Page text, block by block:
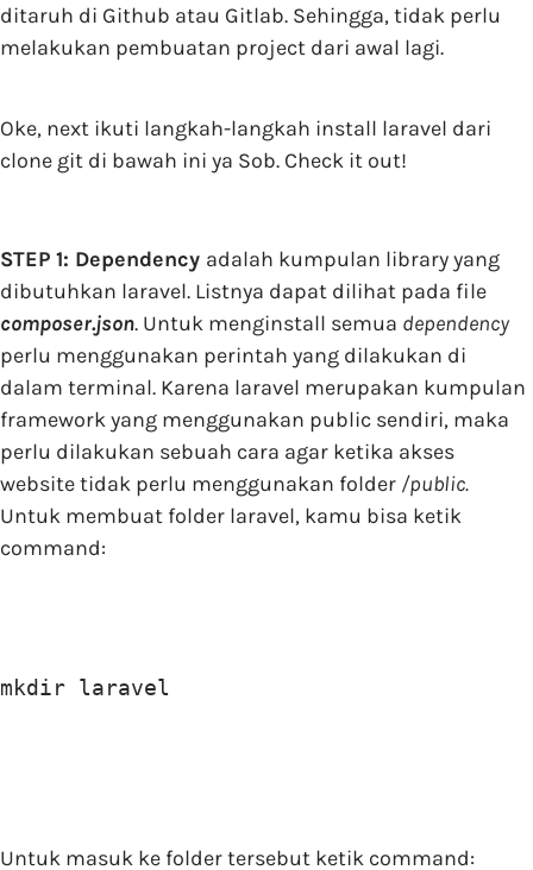
ditaruh di Github atau Gitlab. Sehingga, tidak perlu
melakukan pembuatan project dari awal lagi.
Oke, next ikuti langkah-langkah install laravel dari
clone git di bawah ini ya Sob. Check it out!
STEP 1: Dependency adalah kumpulan library yang
dibutuhkan laravel. Listnya dapat dilihat pada file
composer.json. Untuk menginstall semua dependency
perlu menggunakan perintah yang dilakukan di
dalam terminal. Karena laravel merupakan kumpulan
framework yang menggunakan public sendiri, maka
perlu dilakukan sebuah cara agar ketika akses
website tidak perlu menggunakan folder /public.
Untuk membuat folder laravel, kamu bisa ketik
command:
mkdir laravel
Untuk masuk ke folder tersebut ketik command: